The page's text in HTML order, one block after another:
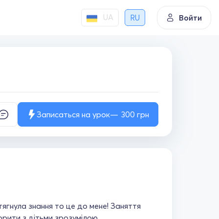
UA RU Войти
Записаться на урок 300 грн
знання то це до мене! Заняття